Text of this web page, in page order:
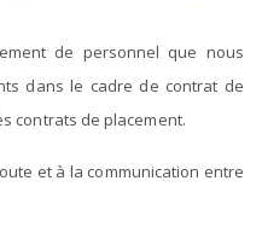
de personnel que nous
dans le cadre de contrat de
contrats de placement.
et à la communication entre